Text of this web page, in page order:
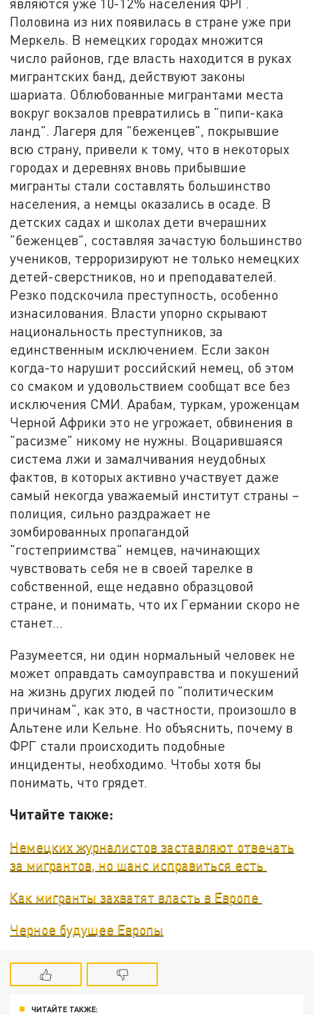
Половина из них появилась в стране уже при
Меркель. В немецких городах множится
число районов, где власть находится в руках
мигрантских банд, действуют законы
шариата. Облюбованные мигрантами места
вокруг вокзалов превратились в "пипи-кака
ланд". Лагеря для "беженцев", покрывшие
всю страну, привели к тому, что в некоторых
городах и деревнях вновь прибывшие
мигранты стали составлять большинство
населения, а немцы оказались в осаде. В
детских садах и школах дети вчерашних
"беженцев", составляя зачастую большинство
учеников, терроризируют не только немецких
детей-сверстников, но и преподавателей.
Резко подскочила преступность, особенно
изнасилования. Власти упорно скрывают
национальность преступников, за
единственным исключением. Если закон
когда-то нарушит российский немец, об этом
со смаком и удовольствием сообщат все без
исключения СМИ. Арабам, туркам, уроженцам
Черной Африки это не угрожает, обвинения в
"расизме" никому не нужны. Воцарившаяся
система лжи и замалчивания неудобных
фактов, в которых активно участвует даже
самый некогда уважаемый институт страны –
полиция, сильно раздражает не
зомбированных пропагандой
"гостеприимства" немцев, начинающих
чувствовать себя не в своей тарелке в
собственной, еще недавно образцовой
стране, и понимать, что их Германии скоро не
станет…
Разумеется, ни один нормальный человек не
может оправдать самоуправства и покушений
на жизнь других людей по "политическим
причинам", как это, в частности, произошло в
Альтене или Кельне. Но объяснить, почему в
ФРГ стали происходить подобные
инциденты, необходимо. Чтобы хотя бы
понимать, что грядет.
Читайте также:
Немецких журналистов заставляют отвечать
за мигрантов, но шанс исправиться есть
Как мигранты захватят власть в Европе
Черное будущее Европы
ЧИТАЙТЕ ТАКЖЕ: